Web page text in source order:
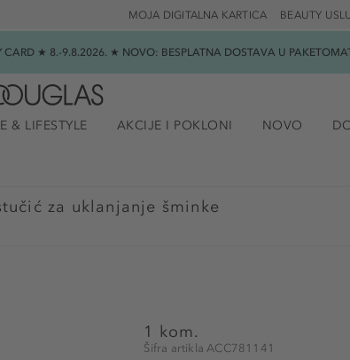
BEAUTY
MOJA DIGITALNA KARTICA
★ 8.-9.8.2026. ★ NOVO: BESPLATNA DOSTAVA U
& LIFESTYLE AKCIJE I POKLONI NOVO
za uklanjanje šminke
1 kom.
Šifra artikla ACC781141